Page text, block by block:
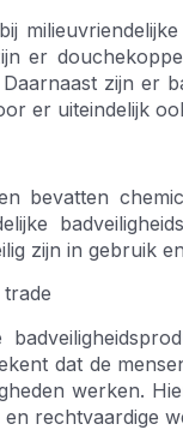
er
zijn er
er uiteindelijk
bevatten
zijn in gebruik
dat de
werken.
rechtvaardige